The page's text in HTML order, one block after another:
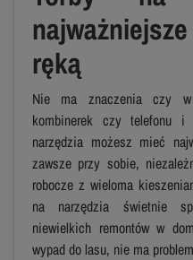
ręką
Nie ma znaczenia czy w
kombinerek czy telefonu
narzędzia możesz mieć
zawsze przy sobie,
robocze z wieloma
na narzędzia świetnie
niewielkich remontów w
wypad do lasu, nie ma